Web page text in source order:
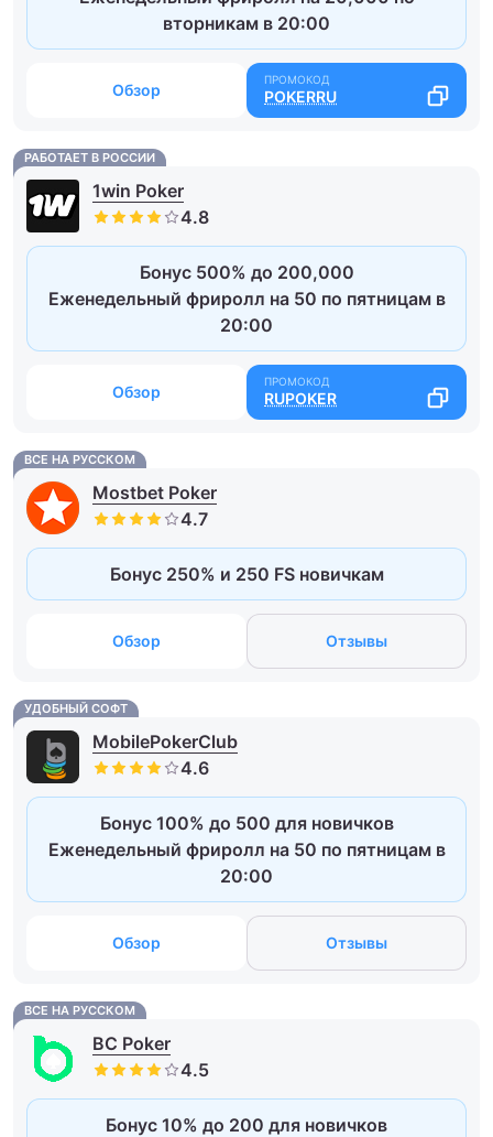
вторникам в 20:00
Обзор POKERRU
РАБОТАЕТ В РОССИИ
1win Poker
Бонус 500% до 200,000
Еженедельный фриролл на 50 по пятницам в
20:00
Обзор RUPOKER
ВСЕ НА РУССКОМ
Mostbet Poker
Бонус 250% и 250 FS новичкам
Обзор Отзывы
УДОБНЫЙ СОФТ
MobilePokerClub
Бонус 100% до 500 для новичков
Еженедельный фриролл на 50 по пятницам в
20:00
Обзор Отзывы
ВСЕ НА РУССКОМ
BC Poker
Бонус 10% до 200 для новичков